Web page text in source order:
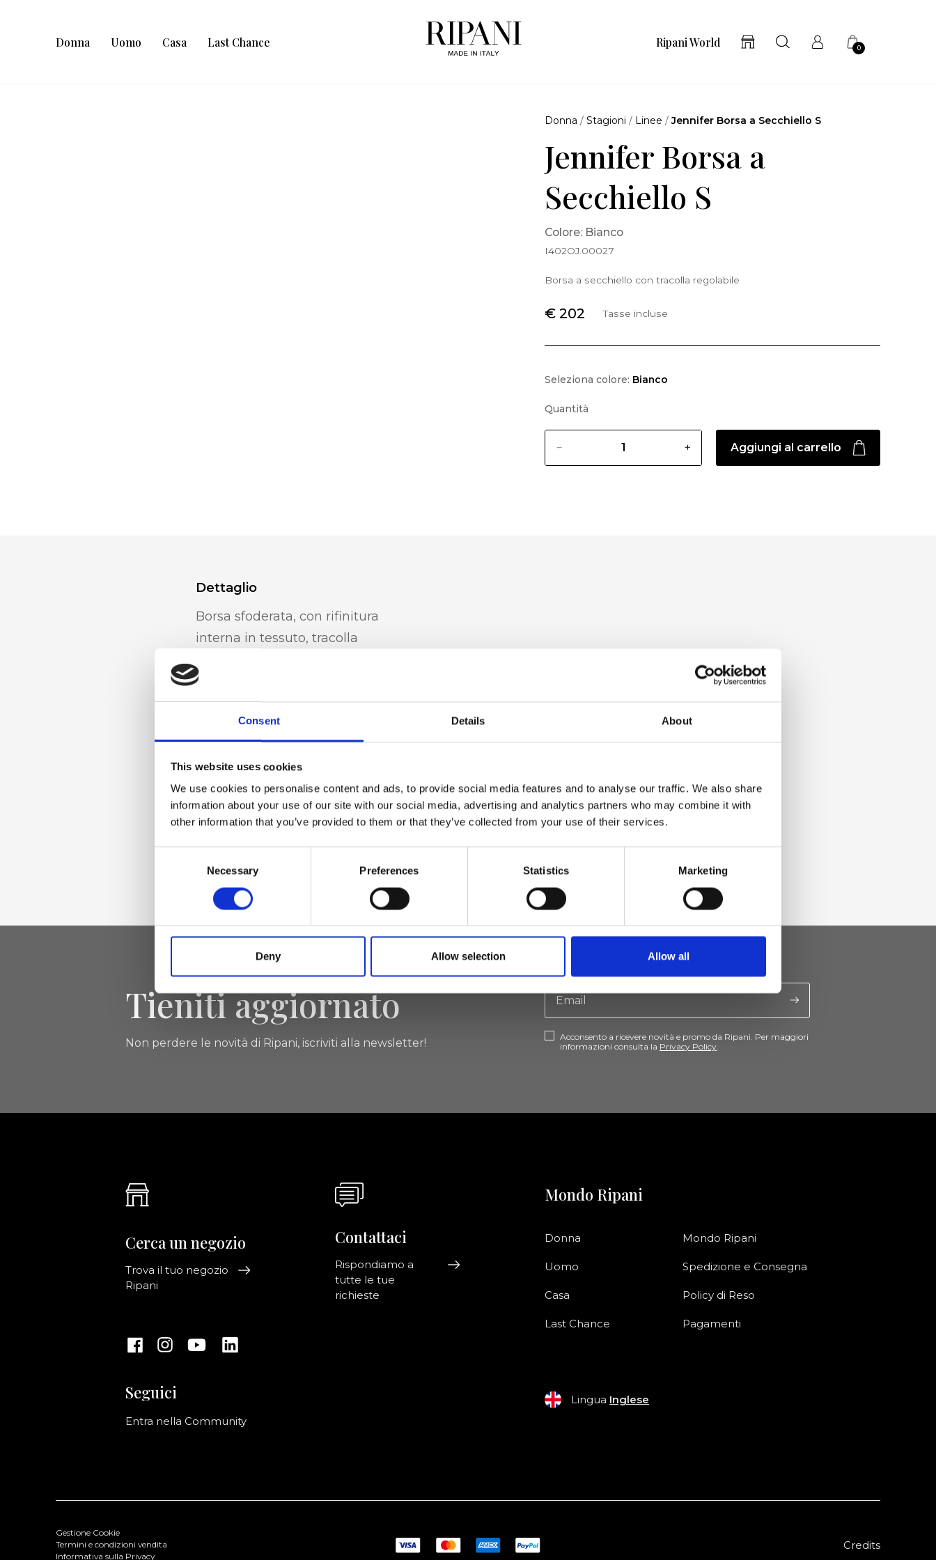
Consent Details About
This website uses cookies
We use cookies to personalise content and ads, to provide social media features and to analyse our traffic. We also share
information about your use of our site with our social media, advertising and analytics partners who may combine it with
other information that you’ve provided to them or that they’ve collected from your use of their services.
Necessary Preferences Statistics Marketing
Deny Allow selection Allow all
Donna Uomo Casa Last Chance Ripani World 0
Donna /Stagioni / Linee /Jennifer Borsa a Secchiello S
Jennifer Borsa a
Secchiello S
Colore: Bianco
I402OJ.00027
Borsa a secchiello con tracolla regolabile
€ 202 Tasse incluse
Seleziona colore: Bianco
Quantità
Aggiungi al carrello
Dettaglio
Borsa sfoderata, con rifinitura
interna in tessuto, tracolla
estraibile
Materiale
Vera pelle effetto cervo, Accessori
nichel
Dimensione
21 x 25 x 13cm (l x a x p)
Tieniti aggiornato
Non perdere le novità di Ripani, iscriviti alla newsletter!
Acconsento a ricevere novità e promo da Ripani. Per maggiori
informazioni consulta la Privacy Policy
Cerca un negozio
Trova il tuo negozio
Ripani
Seguici
Entra nella Community
Contattaci
Rispondiamo a
tutte le tue
richieste
Mondo Ripani
Donna
Uomo
Casa
Last Chance
Mondo Ripani
Spedizione e Consegna
Policy di Reso
Pagamenti
Lingua Inglese
Gestione Cookie
Termini e condizioni vendita
Informativa sulla Privacy
Credits